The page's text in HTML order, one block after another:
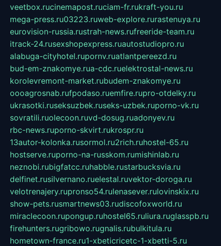
veetbox.rucinemapost.ruciam-fr.rukraft-you.ru
mega-press.ru03223.ruweb-explore.rurastenuya.ru
eurovision-russia.rustrah-news.rufreeride-team.ru
itrack-24.rusexshopexpress.ruautostudiopro.ru
alabuga-cityhotel.rupornv.ruatlantpereezd.ru
bud-em-znakomye.rua-cdc.ruelektrostal-news.ru
korolevremont-market.rubudem-znakomye.ru
oooagrosnab.rufpodaso.ruemfire.rupro-otdelky.ru
ukrasotki.ruseksuzbek.ruseks-uzbek.ruporno-vk.ru
sovratili.ruolecoon.ruvd-dosug.ruadonyev.ru
rbc-news.ruporno-skvirt.rukrospr.ru
13autor-kolonka.rusormol.ru2rich.ruhostel-65.ru
hostserve.ruporno-na-russkom.rumishinlab.ru
neznobi.rubigfatcc.ruhabble.rustarbucksvia.ru
delfinet.rusilvernano.ruelestal.ruvektor-doroga.ru
velotrenajery.rupronso54.rulenasever.rulovinskix.ru
show-pets.rusmartnews03.rudiscofoxworld.ru
miraclecoon.rupongup.ruhostel65.ruliura.ruglasspb.ru
firehunters.rugribowo.rugnalis.rubulkitula.ru
hometown-france.ru1-xbeticricetc-1-xbetti-5.ru